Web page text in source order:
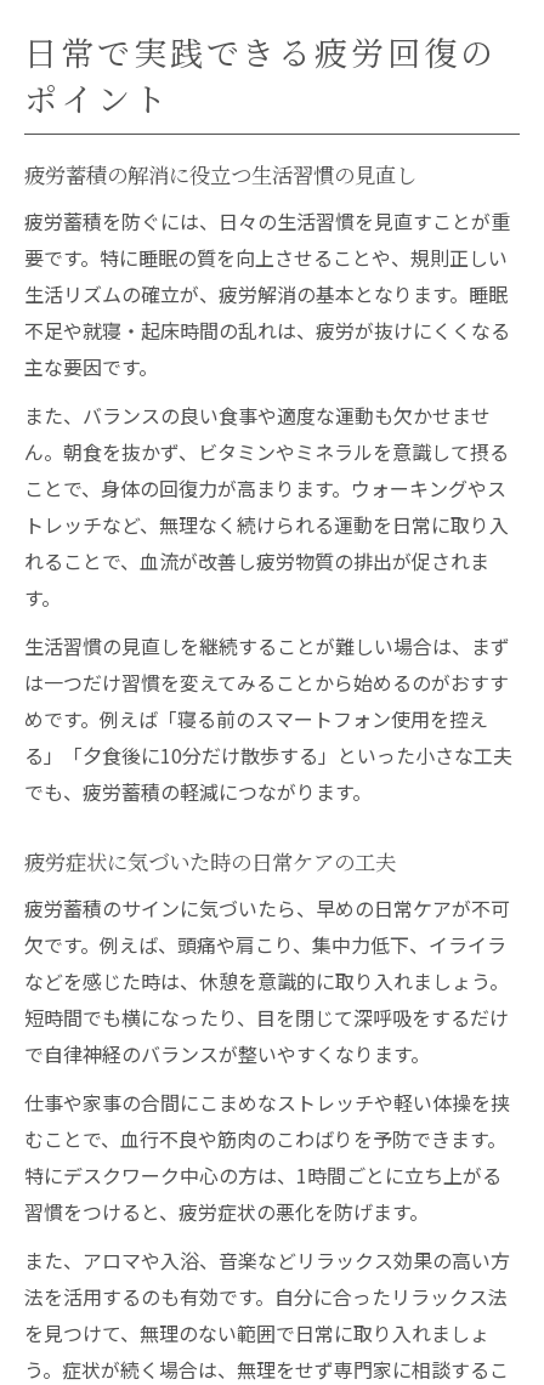
日常で実践できる疲労回復の
ポイント
疲労蓄積の解消に役立つ生活習慣の見直し
疲労蓄積を防ぐには、日々の生活習慣を見直すことが重
要です。特に睡眠の質を向上させることや、規則正しい
生活リズムの確立が、疲労解消の基本となります。睡眠
不足や就寝・起床時間の乱れは、疲労が抜けにくくなる
主な要因です。
また、バランスの良い食事や適度な運動も欠かせませ
ん。朝食を抜かず、ビタミンやミネラルを意識して摂る
ことで、身体の回復力が高まります。ウォーキングやス
トレッチなど、無理なく続けられる運動を日常に取り入
れることで、血流が改善し疲労物質の排出が促されま
す。
生活習慣の見直しを継続することが難しい場合は、まず
は一つだけ習慣を変えてみることから始めるのがおすす
めです。例えば「寝る前のスマートフォン使用を控え
る」「夕食後に10分だけ散歩する」といった小さな工夫
でも、疲労蓄積の軽減につながります。
疲労症状に気づいた時の日常ケアの工夫
疲労蓄積のサインに気づいたら、早めの日常ケアが不可
欠です。例えば、頭痛や肩こり、集中力低下、イライラ
などを感じた時は、休憩を意識的に取り入れましょう。
短時間でも横になったり、目を閉じて深呼吸をするだけ
で自律神経のバランスが整いやすくなります。
仕事や家事の合間にこまめなストレッチや軽い体操を挟
むことで、血行不良や筋肉のこわばりを予防できます。
特にデスクワーク中心の方は、1時間ごとに立ち上がる
習慣をつけると、疲労症状の悪化を防げます。
また、アロマや入浴、音楽などリラックス効果の高い方
法を活用するのも有効です。自分に合ったリラックス法
を見つけて、無理のない範囲で日常に取り入れましょ
う。症状が続く場合は、無理をせず専門家に相談するこ